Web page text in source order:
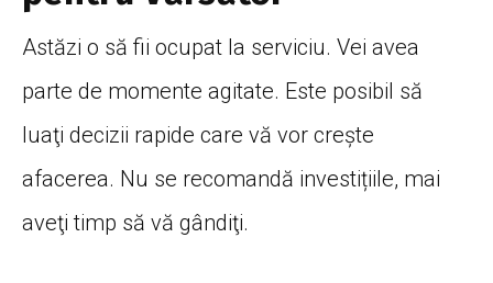
Astăzi o să fii ocupat la serviciu. Vei avea
parte de momente agitate. Este posibil să
luaţi decizii rapide care vă vor crește
afacerea. Nu se recomandă investițiile, mai
aveţi timp să vă gândiţi.